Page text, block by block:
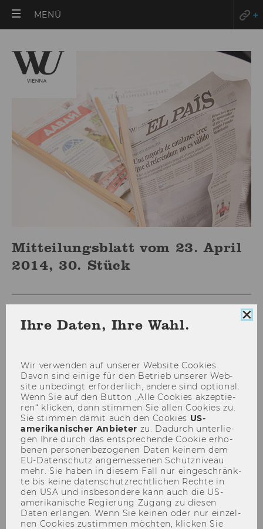
MENÜ
Mitteilungsblatt vom 23. April
2014, 30. Stück
186
Kompetenzzentrum für
Nachhaltigkeit
187
Bevollmächtigungen
Projektleiterinnen und
Projektleiter
188
Ausschreibungen von Stellen
Ihre Daten, Ihre Wahl.
Wir ver­wen­den auf un­se­rer Web­site Coo­kies.
Davon sind ei­ni­ge für den Be­trieb un­se­rer Web­
site un­be­dingt er­for­der­lich, an­de­re sind op­tio­nal.
Wenn Sie auf den But­ton „Alle Coo­kies ak­zep­tie­
ren“ kli­cken, dann stim­men Sie allen Coo­kies zu.
Sie stim­men damit auch den Coo­kies US-​
amerikanischer An­bie­ter zu. Da­durch un­ter­lie­
gen Ihre durch das ent­spre­chen­de Coo­kie er­ho­
be­nen per­so­nen­be­zo­ge­nen Daten kei­nem dem
EU-​Datenschutz an­ge­mes­se­nen Schutz­ni­veau
mehr. Sie haben in die­sem Fall nur ein­ge­schränk­
te bis keine da­ten­schutz­recht­li­chen Rech­te in
den USA und ins­be­son­de­re kann auch die US-​
amerikanische Re­gie­rung Zu­gang zu die­sen
Daten er­lan­gen. Wenn Sie kei­nen oder nur ein­zel­
nen Coo­kies zu­stim­men möch­ten, kli­cken Sie